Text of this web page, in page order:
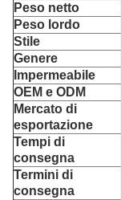
Peso netto
Peso lordo
Stile
Genere
Impermeabile
OEM e ODM
Mercato di
esportazione
Tempi di
consegna
Termini di
consegna